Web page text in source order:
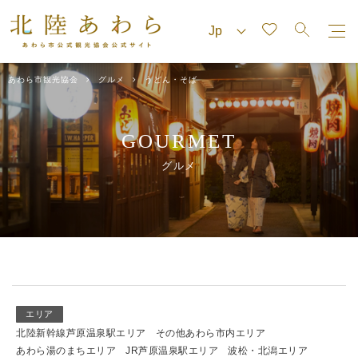
あわら市観光協会 グルメ うどん・そば
GOURMET
グルメ
エリア
北陸新幹線芦原温泉駅エリア
その他あわら市内エリア
あわら湯のまちエリア
JR芦原温泉駅エリア
波松・北潟エリア